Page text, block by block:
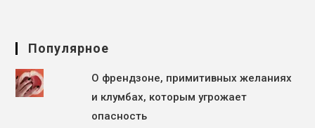
Популярное
О френдзоне, примитивных желаниях
и клумбах, которым угрожает
опасность